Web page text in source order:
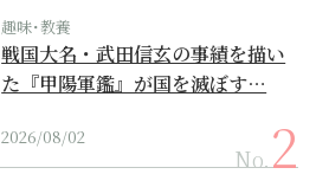
趣味･教養
戦国大名・武田信玄の事績を描い
た『甲陽軍鑑』が国を滅ぼす…
2026/08/02
No.